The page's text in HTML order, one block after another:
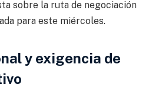
sobre la ruta de negociación
para este miércoles.
y exigencia de